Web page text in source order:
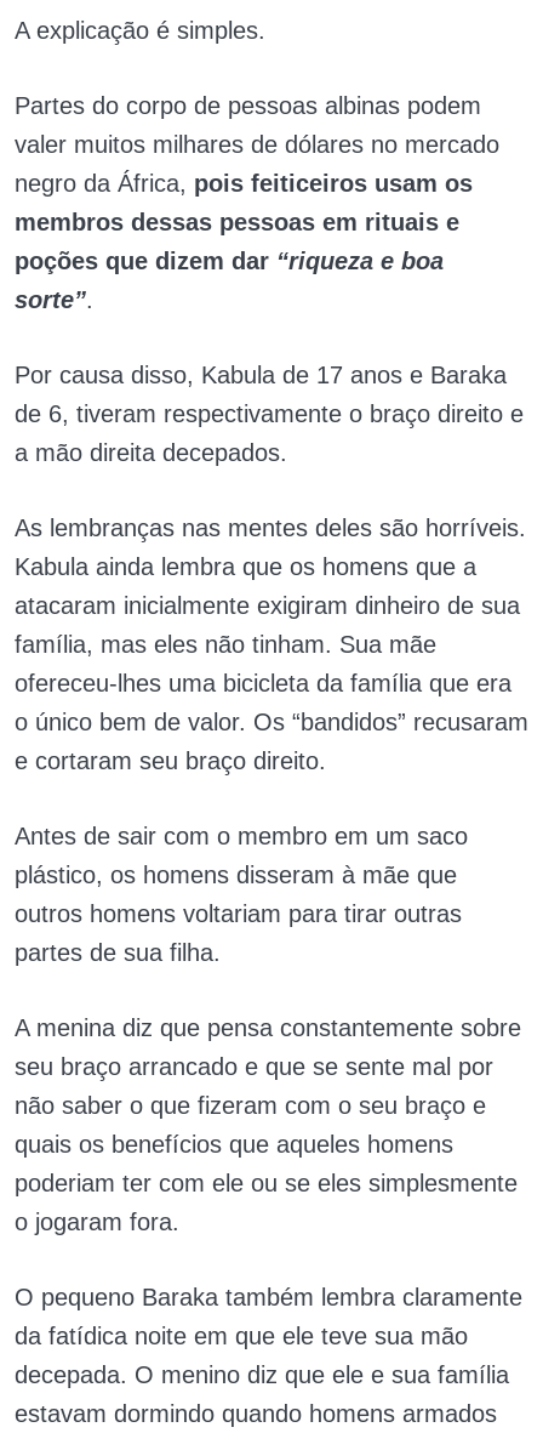
A explicação é simples.
Partes do corpo de pessoas albinas podem
valer muitos milhares de dólares no mercado
negro da África, pois feiticeiros usam os
membros dessas pessoas em rituais e
poções que dizem dar “riqueza e boa
sorte”.
Por causa disso, Kabula de 17 anos e Baraka
de 6, tiveram respectivamente o braço direito e
a mão direita decepados.
As lembranças nas mentes deles são horríveis.
Kabula ainda lembra que os homens que a
atacaram inicialmente exigiram dinheiro de sua
família, mas eles não tinham. Sua mãe
ofereceu-lhes uma bicicleta da família que era
o único bem de valor. Os “bandidos” recusaram
e cortaram seu braço direito.
Antes de sair com o membro em um saco
plástico, os homens disseram à mãe que
outros homens voltariam para tirar outras
partes de sua filha.
A menina diz que pensa constantemente sobre
seu braço arrancado e que se sente mal por
não saber o que fizeram com o seu braço e
quais os benefícios que aqueles homens
poderiam ter com ele ou se eles simplesmente
o jogaram fora.
O pequeno Baraka também lembra claramente
da fatídica noite em que ele teve sua mão
decepada. O menino diz que ele e sua família
estavam dormindo quando homens armados